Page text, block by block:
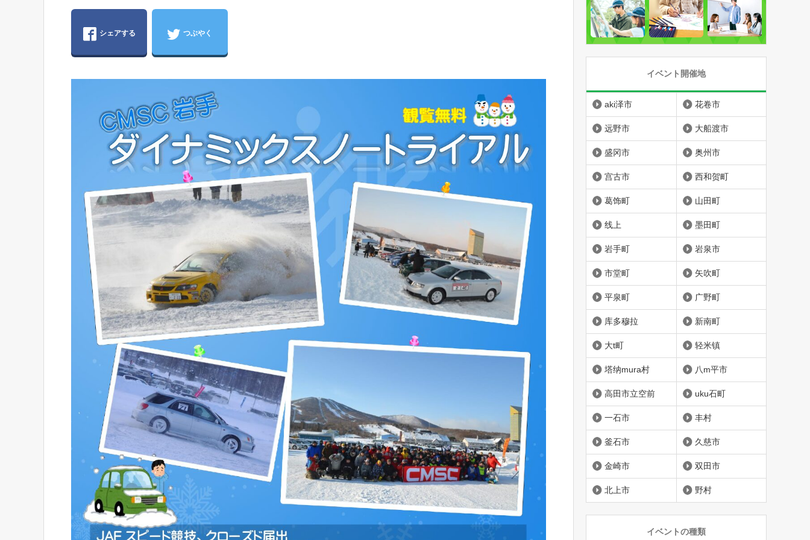
シェアする つぶやく
イベント開催地
aki泽市 花卷市
远野市 大船渡市
盛冈市 奥州市
宫古市 西和贺町
葛饰町 山田町
线上 墨田町
岩手町 岩泉市
市堂町 矢吹町
平泉町 广野町
库多穆拉 新南町
大t町 轻米镇
塔纳mura村 八m平市
高田市立空前 uku石町
一石市 丰村
釜石市 久慈市
金崎市 双田市
北上市 野村
イベントの種類